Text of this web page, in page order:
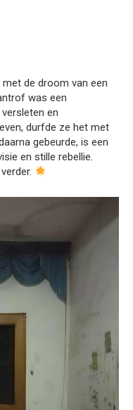
de droom van een
was een
en
durfde ze het met
gebeurde, is een
en stille rebellie.